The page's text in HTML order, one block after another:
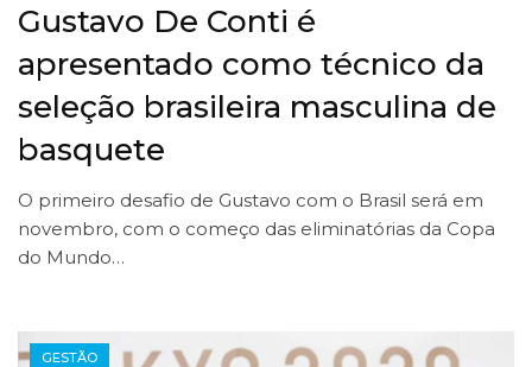
Gustavo De Conti é
apresentado como técnico da
seleção brasileira masculina de
basquete
O primeiro desafio de Gustavo com o Brasil será em
novembro, com o começo das eliminatórias da Copa
do Mundo…
GESTÃO